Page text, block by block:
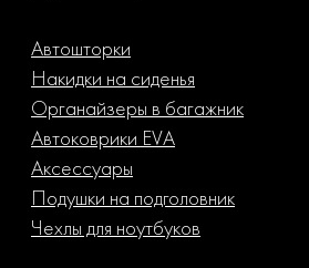
Автошторки
Накидки на сиденья
Органайзеры в багажник
Автоковрики EVA
Аксессуары
Подушки на подголовник
Чехлы для ноутбуков